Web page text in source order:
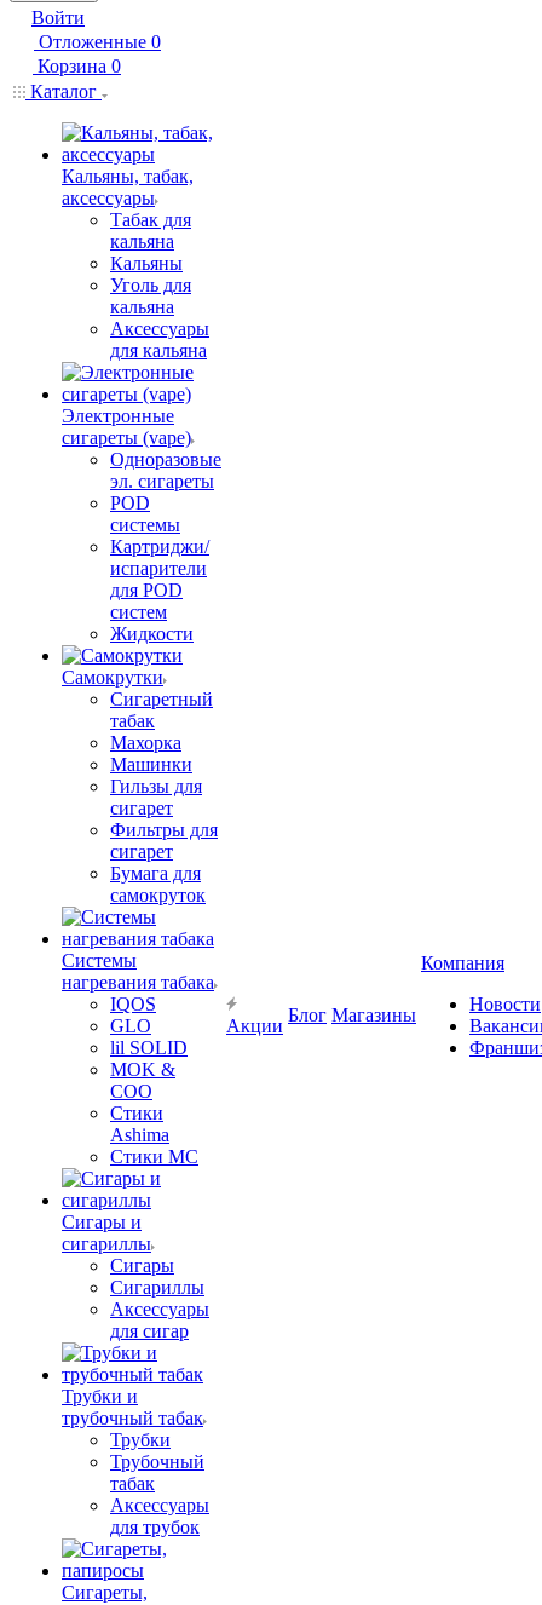
Войти
Отложенные 0
Корзина 0
Каталог
Кальяны, табак,
аксессуары
Табак для
кальяна
Кальяны
Уголь для
кальяна
Аксессуары
для кальяна
Электронные
сигареты (vape)
Одноразовые
эл. сигареты
POD
системы
Картриджи/
испарители
для POD
систем
Жидкости
Самокрутки
Сигаретный
табак
Махорка
Машинки
Гильзы для
сигарет
Фильтры для
сигарет
Бумага для
самокруток
Системы
нагревания табака
IQOS
GLO
lil SOLID
MOK &
COO
Стики
Ashima
Стики MC
Сигары и
сигариллы
Сигары
Сигариллы
Аксессуары
для сигар
Трубки и
трубочный табак
Трубки
Трубочный
табак
Аксессуары
для трубок
Сигареты,
Акции
Блог Магазины
Компания
Новости